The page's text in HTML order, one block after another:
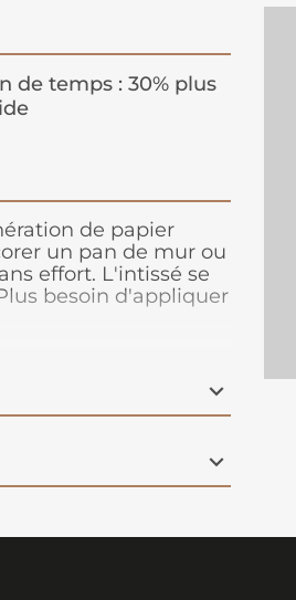
de temps : 30% plus
de papier
un pan de mur ou
effort. L'intissé se
besoin d'appliquer
au pinceau pour les
déchirer au contact
Ce papier peint